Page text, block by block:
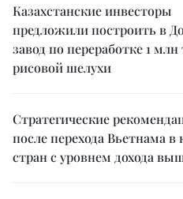
Казахстанские инвесторы
предложили построить в
завод по переработке 1 млн
рисовой шелухи
Стратегические
после перехода Вьетнама в
стран с уровнем дохода